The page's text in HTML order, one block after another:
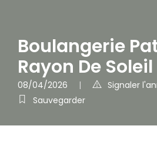
Boulangerie
Rayon De Soleil
08/04/2026
Signaler
Sauvegarder